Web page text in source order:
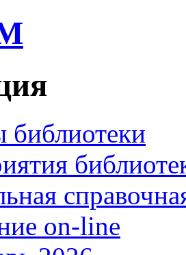
библиотеки
on-line